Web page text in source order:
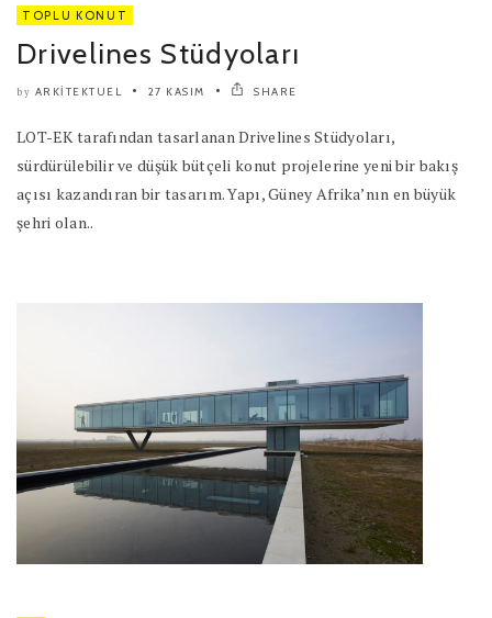
TOPLU KONUT
Drivelines Stüdyoları
by ARKITEKTUEL 27 KASIM SHARE
LOT-EK tarafından tasarlanan Drivelines Stüdyoları,
sürdürülebilir ve düşük bütçeli konut projelerine yeni bir bakış
açısı kazandıran bir tasarım. Yapı, Güney Afrika’nın en büyük
şehri olan..